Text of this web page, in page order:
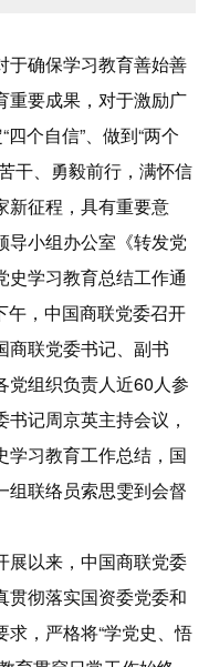
于确保学习教育善始善
重要成果，对于激励广
个自信”、做到“两个
干、勇毅前行，满怀信
新征程，具有重要意
导小组办公室《转发党
史学习教育总结工作通
午，中国商联党委召开
商联党委书记、副书
党组织负责人近60人参
记周京英主持会议，
学习教育工作总结，国
组联络员索思雯到会督
展以来，中国商联党委
贯彻落实国资委党委和
，严格将“学党史、悟